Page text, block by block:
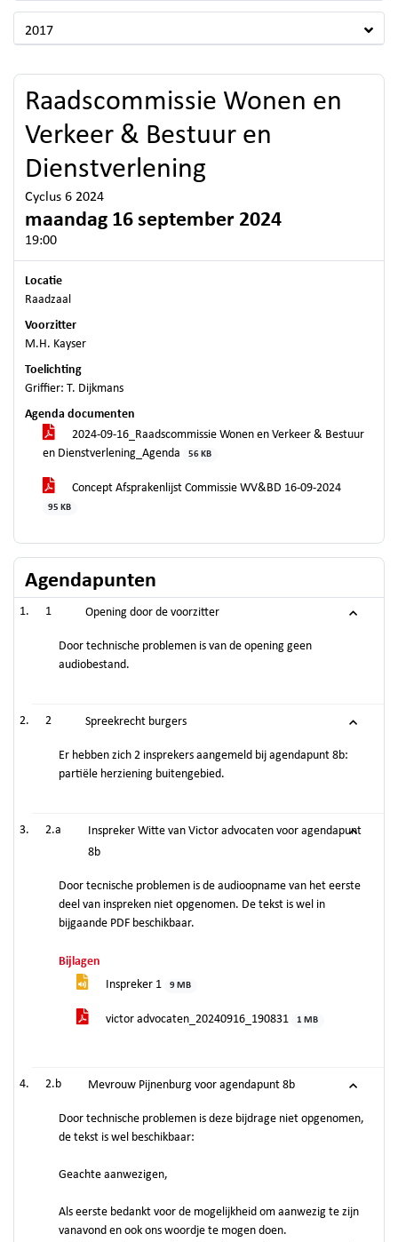
2017
Raadscommissie Wonen en
Verkeer & Bestuur en
Dienstverlening
Cyclus 6 2024
maandag 16 september 2024
19:00
Locatie
Raadzaal
Voorzitter
M.H. Kayser
Toelichting
Griffier: T. Dijkmans
Agenda documenten
2024-09-16_Raadscommissie Wonen en Verkeer & Bestuur
en Dienstverlening_Agenda
56 KB
Concept Afsprakenlijst Commissie WV&BD 16-09-2024
95 KB
Agendapunten
1 Opening door de voorzitter
Door technische problemen is van de opening geen
audiobestand.
2 Spreekrecht burgers
Er hebben zich 2 insprekers aangemeld bij agendapunt 8b:
partiële herziening buitengebied.
2.a
Inspreker Witte van Victor advocaten voor agendapunt
8b
Door tecnische problemen is de audioopname van het eerste
deel van inspreken niet opgenomen. De tekst is wel in
bijgaande PDF beschikbaar.
Bijlagen
Inspreker 1
9 MB
victor advocaten_20240916_190831 1 MB
2.b Mevrouw Pijnenburg voor agendapunt 8b
Door technische problemen is deze bijdrage niet opgenomen,
de tekst is wel beschikbaar:
Geachte aanwezigen,
Als eerste bedankt voor de mogelijkheid om aanwezig te zijn
vanavond en ook ons woordje te mogen doen.